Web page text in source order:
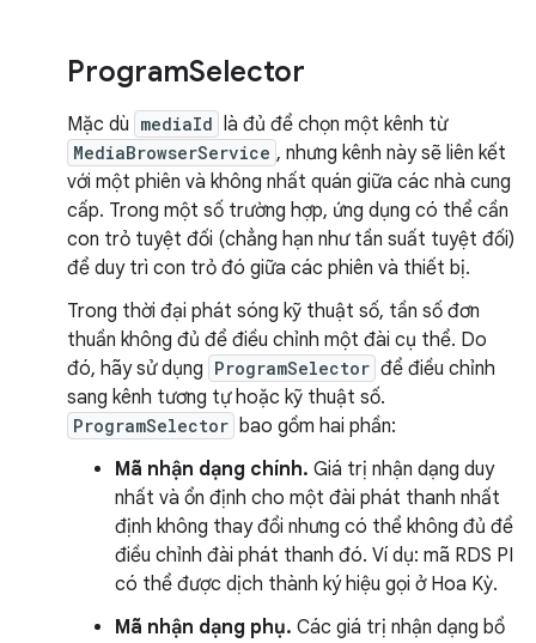
ProgramSelector
Mặc dù mediaId là đủ để chọn một kênh từ
MediaBrowserService , nhưng kênh này sẽ liên kết
với một phiên và không nhất quán giữa các nhà cung
cấp. Trong một số trường hợp, ứng dụng có thể cần
con trỏ tuyệt đối (chẳng hạn như tần suất tuyệt đối)
để duy trì con trỏ đó giữa các phiên và thiết bị.
Trong thời đại phát sóng kỹ thuật số, tần số đơn
thuần không đủ để điều chỉnh một đài cụ thể. Do
đó, hãy sử dụng ProgramSelector để điều chỉnh
sang kênh tương tự hoặc kỹ thuật số.
ProgramSelector bao gồm hai phần:
Mã nhận dạng chính. Giá trị nhận dạng duy
nhất và ổn định cho một đài phát thanh nhất
định không thay đổi nhưng có thể không đủ để
điều chỉnh đài phát thanh đó. Ví dụ: mã RDS PI
có thể được dịch thành ký hiệu gọi ở Hoa Kỳ.
Mã nhận dạng phụ. Các giá trị nhận dạng bổ